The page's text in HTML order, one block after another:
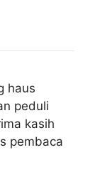
haus
peduli
kasih
pembaca